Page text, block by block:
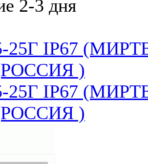
2-3 дня
25Г IP67
)
25Г IP67
)